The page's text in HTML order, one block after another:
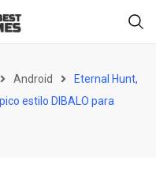
Android
Eternal Hunt,
estilo DIBALO para